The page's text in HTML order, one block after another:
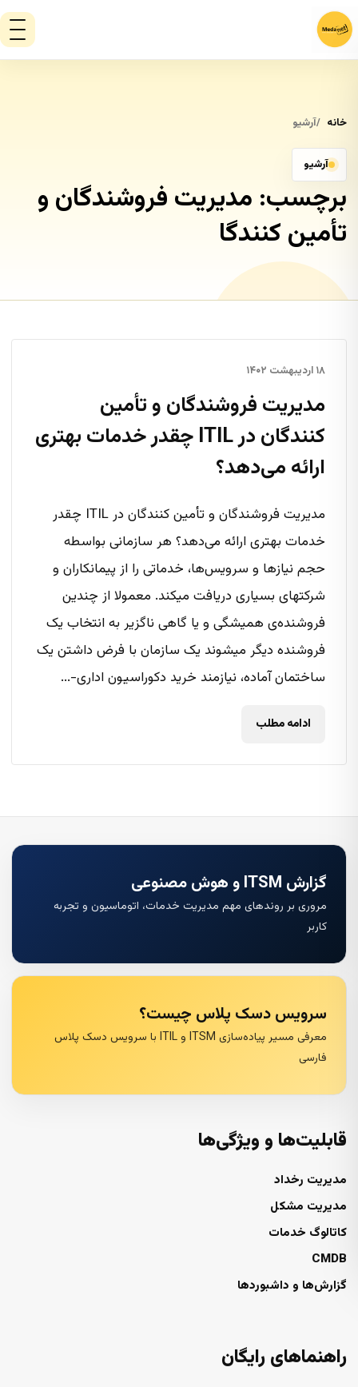
خانه آرشیو
آرشیو
برچسب: مدیریت فروشندگان و
تأمین کنندگا
۱۸ اردیبهشت ۱۴۰۲
مدیریت فروشندگان و تأمین
کنندگان در ITIL چقدر خدمات بهتری
ارائه می‌دهد؟
مدیریت فروشندگان و تأمین کنندگان در ITIL چقدر
خدمات بهتری ارائه می‌دهد؟ هر سازمانی بواسطه
حجم نیازها و سرویس‌ها، خدماتی را از پیمانکاران و
شرکتهای بسیاری دریافت میکند. معمولا از چندین
فروشنده‌ی همیشگی و یا گاهی ناگزیر به انتخاب یک
فروشنده دیگر میشوند یک سازمان با فرض داشتن یک
ساختمان آماده، نیازمند خرید دکوراسیون اداری-...
ادامه مطلب
گزارش ITSM و هوش مصنوعی
مروری بر روندهای مهم مدیریت خدمات، اتوماسیون و تجربه
کاربر
سرویس دسک پلاس چیست؟
معرفی مسیر پیاده‌سازی ITSM و ITIL با سرویس دسک پلاس
فارسی
قابلیت‌ها و ویژگی‌ها
مدیریت رخداد
مدیریت مشکل
کاتالوگ خدمات
CMDB
گزارش‌ها و داشبوردها
راهنماهای رایگان